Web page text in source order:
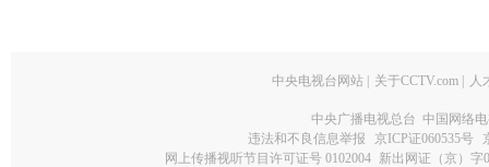
中央电视台网站 关于CCTV.com 人
中央广播电视总台 中国网络
违法和不良信息举报
京ICP证060535号
网上传播视听节目许可证号 0102004 新出网证（京）